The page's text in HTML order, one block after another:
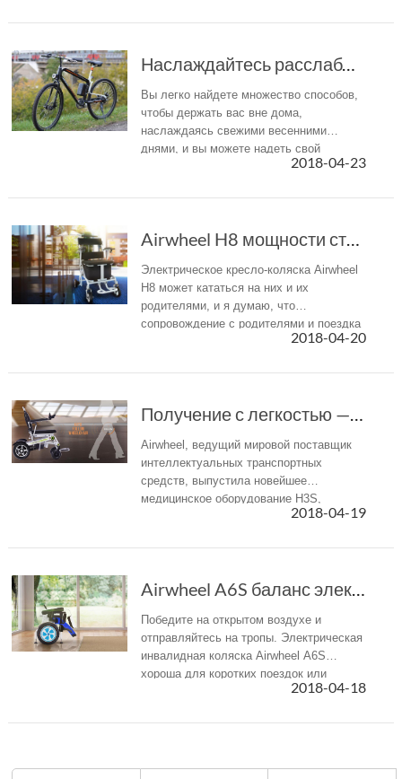
Наслаждайтесь расслабляющим путешествия и теп...
Вы легко найдете множество способов,
чтобы держать вас вне дома,
наслаждаясь свежими весенними
днями, и вы можете надеть свой
электрический горный велосипед2018-04-23
Airwheel H8 мощности стул приносит неожиданные удобства для водителей
Электрическое кресло-коляска Airwheel
H8 может кататься на них и их
родителями, и я думаю, что
сопровождение с родителями и поездка
вместе - отличный способ снять2018-04-20
Получение с легкостью — Airwheel H3S ручка ко...
Airwheel, ведущий мировой поставщик
интеллектуальных транспортных
средств, выпустила новейшее
медицинское оборудование H3S,
нарушающее такие ограничения.
H3S.
2018-04-19
Airwheel A6S баланс электрической инвалидной ...
Победите на открытом воздухе и
отправляйтесь на тропы. Электрическая
инвалидная коляска Airwheel A6S
хороша для коротких поездок или
2018-04-18